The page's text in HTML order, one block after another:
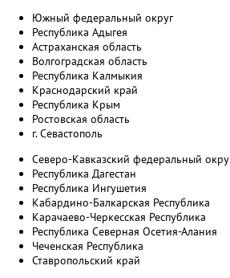
Южный федеральный округ
Республика Адыгея
Астраханская область
Волгоградская область
Республика Калмыкия
Краснодарский край
Республика Крым
Ростовская область
г. Севастополь
Северо-Кавказский федеральный
Республика Дагестан
Республика Ингушетия
Кабардино-Балкарская Республика
Карачаево-Черкесская Республика
Республика Северная Осетия-Алания
Чеченская Республика
Ставропольский край